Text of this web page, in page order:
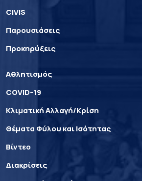
CIVIS
Παρουσιάσεις
Προκηρύξεις
Αθλητισμός
COVID-19
Κλιματική Αλλαγή/Κρίση
Θέματα Φύλου και Ισότητας
Βίντεο
Διακρίσεις